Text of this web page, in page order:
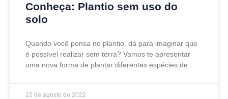
Conheça: Plantio sem uso do
solo
Quando você pensa no plantio, dá para imaginar que
é possível realizar sem terra? Vamos te apresentar
uma nova forma de plantar diferentes espécies de
22 de agosto de 2022